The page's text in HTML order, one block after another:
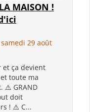
MAISON !
29 août
et ça devient
toute ma
⚠️ GRAND
doit
! ⚠️ C...